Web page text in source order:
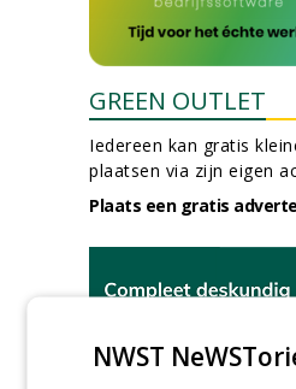
GREEN OUTLET
Iedereen kan gratis
plaatsen via zijn eigen
Plaats een gratis
NWST